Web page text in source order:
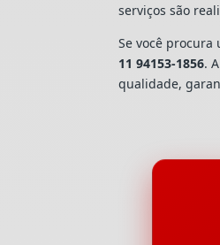
serviços são
Se você
11 94153-1856.
qualidade,